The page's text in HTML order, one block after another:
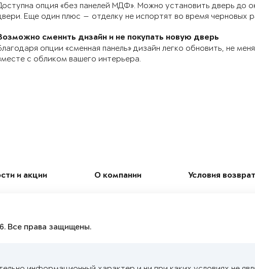
опция «без панелей МДФ». Можно установить дверь до
Еще один плюс — отделку не испортят во время черновых
сменить дизайн и не покупать новую дверь
опции «сменная панель» дизайн легко обновить, не
с обликом вашего интерьера.
и акции О компании Условия
Все права защищены.